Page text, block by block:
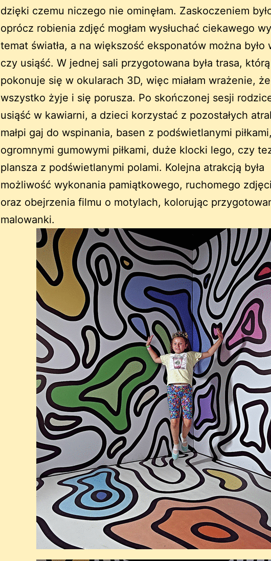
dzięki czemu niczego nie ominęłam. Zaskoczeniem
oprócz robienia zdjęć mogłam wysłuchać ciekawego
temat światła, a na większość eksponatów można było
czy usiąść. W jednej sali przygotowana była trasa, którą
pokonuje się w okularach 3D, więc miałam wrażenie, że
wszystko żyje i się porusza. Po skończonej sesji
usiąść w kawiarni, a dzieci korzystać z pozostałych
małpi gaj do wspinania, basen z podświetlanymi
ogromnymi gumowymi piłkami, duże klocki lego, czy
plansza z podświetlanymi polami. Kolejna atrakcją była
możliwość wykonania pamiątkowego, ruchomego
oraz obejrzenia filmu o motylach, kolorując
malowanki.